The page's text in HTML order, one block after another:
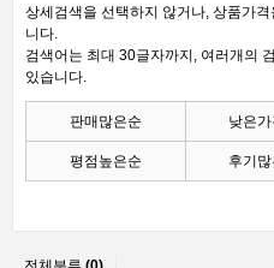
상세검색을 선택하지 않거나, 상품가
니다.
검색어는 최대 30글자까지, 여러개의
있습니다.
판매많은순 낮은
평점높은순 후기